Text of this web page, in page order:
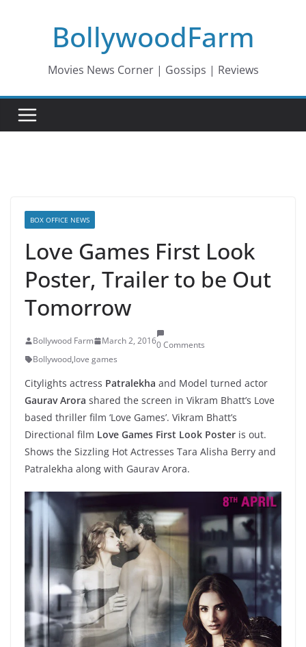
BollywoodFarm
Movies News Corner | Gossips | Reviews
BOX OFFICE NEWS
Love Games First Look
Poster, Trailer to be Out
Tomorrow
Bollywood Farm March 2, 20160 Comments
Bollywood,love games
Citylights actress Patralekha and Model turned actor
Gaurav Arora shared the screen in Vikram Bhatt’s Love
based thriller film ‘Love Games’. Vikram Bhatt’s
Directional film Love Games First Look Poster is out.
Shows the Sizzling Hot Actresses Tara Alisha Berry and
Patralekha along with Gaurav Arora.